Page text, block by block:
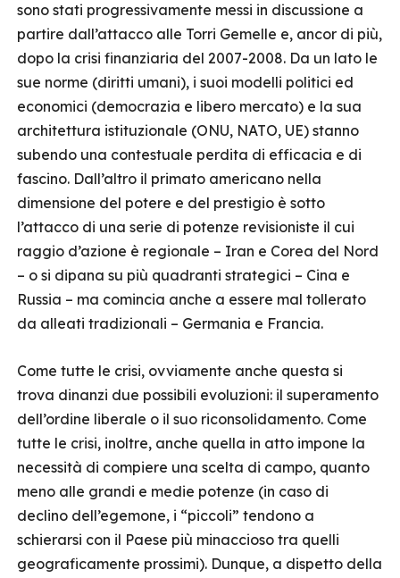
sono stati progressivamente messi in discussione a
partire dall’attacco alle Torri Gemelle e, ancor di più,
dopo la crisi finanziaria del 2007-2008. Da un lato le
sue norme (diritti umani), i suoi modelli politici ed
economici (democrazia e libero mercato) e la sua
architettura istituzionale (ONU, NATO, UE) stanno
subendo una contestuale perdita di efficacia e di
fascino. Dall’altro il primato americano nella
dimensione del potere e del prestigio è sotto
l’attacco di una serie di potenze revisioniste il cui
raggio d’azione è regionale – Iran e Corea del Nord
– o si dipana su più quadranti strategici – Cina e
Russia – ma comincia anche a essere mal tollerato
da alleati tradizionali – Germania e Francia.
Come tutte le crisi, ovviamente anche questa si
trova dinanzi due possibili evoluzioni: il superamento
dell’ordine liberale o il suo riconsolidamento. Come
tutte le crisi, inoltre, anche quella in atto impone la
necessità di compiere una scelta di campo, quanto
meno alle grandi e medie potenze (in caso di
declino dell’egemone, i “piccoli” tendono a
schierarsi con il Paese più minaccioso tra quelli
geograficamente prossimi). Dunque, a dispetto della